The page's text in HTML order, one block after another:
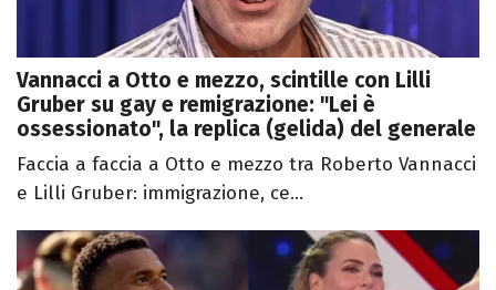
Vannacci a Otto e mezzo, scintille con Lilli
Gruber su gay e remigrazione: "Lei è
ossessionato", la replica (gelida) del generale
Faccia a faccia a Otto e mezzo tra Roberto Vannacci
e Lilli Gruber: immigrazione, ce...